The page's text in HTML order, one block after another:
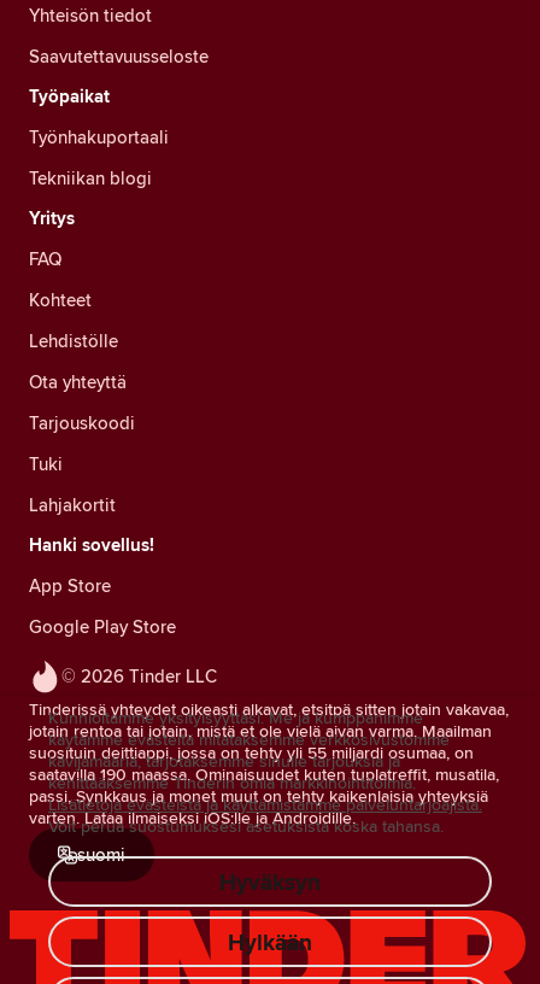
© 2026 Tinder LLC
Tinderissä yhteydet oikeasti alkavat, etsitpä sitten jotain vakavaa,
jotain rentoa tai jotain, mistä et ole vielä aivan varma. Maailman
suosituin deittiappi, jossa on tehty yli 55 miljardi osumaa, on
saatavilla 190 maassa. Ominaisuudet kuten tuplatreffit, musatila,
passi, Synkkaus ja monet muut on tehty kaikenlaisia yhteyksiä
varten. Lataa ilmaiseksi iOS:lle ja Androidille.
suomi
Yhteisön tiedot
Saavutettavuusseloste
Työpaikat
Työnhakuportaali
Tekniikan blogi
Yritys
FAQ
Kohteet
Lehdistölle
Ota yhteyttä
Tarjouskoodi
Tuki
Lahjakortit
Hanki sovellus!
App Store
Google Play Store
Kunnioitamme yksityisyyttäsi. Me ja kumppanimme
käytämme evästeitä mitataksemme verkkosivustomme
kävijämääriä, tarjotaksemme sinulle tarjouksia ja
kehittääksemme Tinderin omia markkinointitoimia.
Lisätietoja evästeistä ja käyttämistämme palveluntarjoajista.
Voit perua suostumuksesi asetuksista koska tahansa.
Hyväksyn
Hylkään